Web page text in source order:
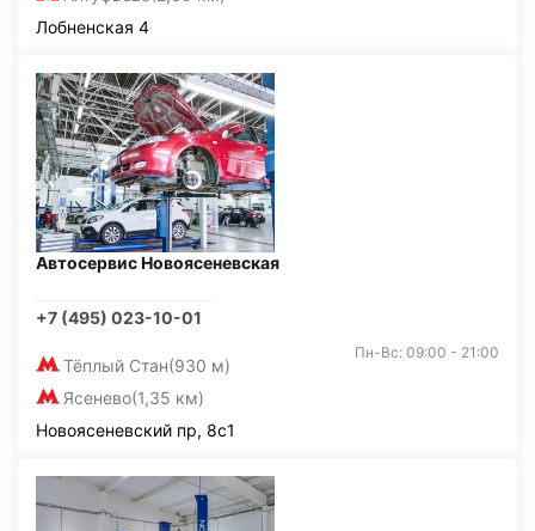
Лобненская 4
Автосервис Новоясеневская
+7 (495) 023-10-01
Тёплый Стан(930 м)
Ясенево(1,35 км)
Пн-Вс: 09:00 - 21:00
Новоясеневский пр, 8с1